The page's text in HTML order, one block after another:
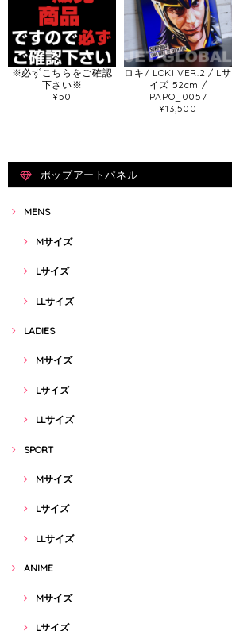
※必ずこちらをご確認
下さい※
¥50
ロキ/ LOKI VER.2 / Lサ
イズ 52cm /
PAPO_0057
¥13,500
ポップアートパネル
MENS
Mサイズ
Lサイズ
LLサイズ
LADIES
Mサイズ
Lサイズ
LLサイズ
SPORT
Mサイズ
Lサイズ
LLサイズ
ANIME
Mサイズ
Lサイズ